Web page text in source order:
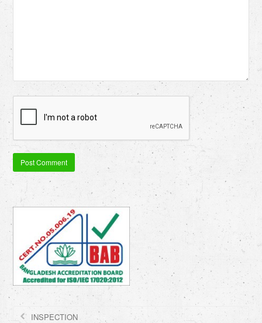
INSPECTION